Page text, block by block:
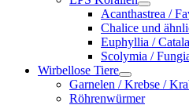
Acanthastrea /
Chalice und
Euphyllia /
Scolymia /
Wirbellose Tiere
Garnelen / Krebse /
Röhrenwürmer